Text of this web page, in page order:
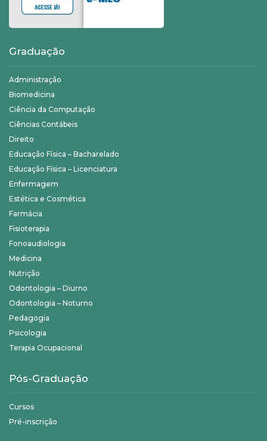
Graduação
Administração
Biomedicina
Ciência da Computação
Ciências Contábeis
Direito
Educação Física – Bacharelado
Educação Física – Licenciatura
Enfermagem
Estética e Cosmética
Farmácia
Fisioterapia
Fonoaudiologia
Medicina
Nutrição
Odontologia – Diurno
Odontologia – Noturno
Pedagogia
Psicologia
Terapia Ocupacional
Pós-Graduação
Cursos
Pré-inscrição